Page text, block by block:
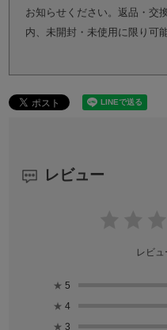
お知らせください。返品・交
内、未開封・未使用に限り可
レビュー
レビュ
★ 5
★ 4
★ 3